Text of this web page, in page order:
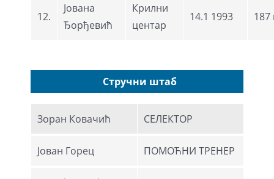
12.
Јована
Ђорђевић
Крилни
центар
14.1 1993
Стручни штаб
Зоран Ковачић СЕЛЕКТОР
Јован Горец ПОМОЋНИ ТРЕНЕР